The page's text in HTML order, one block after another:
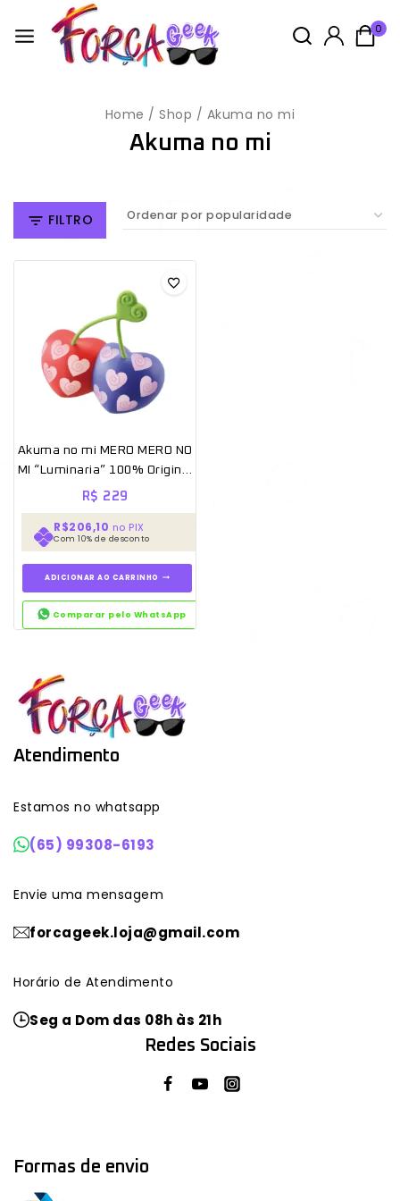
0
Home / Shop / Akuma no mi
Akuma no mi
FILTRO
Akuma no mi MERO MERO NO
MI “Luminaria” 100% Original
Lacrado [Banpresto]
R$ 229
R$206,10 no PIX
Com 10% de desconto
ADICIONAR AO CARRINHO
Comparar pelo WhatsApp
Atendimento
Estamos no whatsapp
(65) 99308-6193
Envie uma mensagem
forcageek.loja@gmail.com
Horário de Atendimento
Seg a Dom das 08h às 21h
Redes Sociais
Formas de envio